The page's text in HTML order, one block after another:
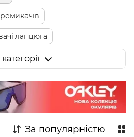
ланцюга
трансмісії
категорії
За популярністю